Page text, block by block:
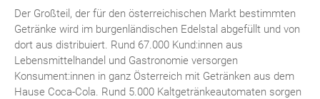
Der Großteil, der für den österreichischen Markt bestimmten
Getränke wird im burgenländischen Edelstal abgefüllt und von
dort aus distribuiert. Rund 67.000 Kund:innen aus
Lebensmittelhandel und Gastronomie versorgen
Konsument:innen in ganz Österreich mit Getränken aus dem
Hause Coca-Cola. Rund 5.000 Kaltgetränkeautomaten sorgen